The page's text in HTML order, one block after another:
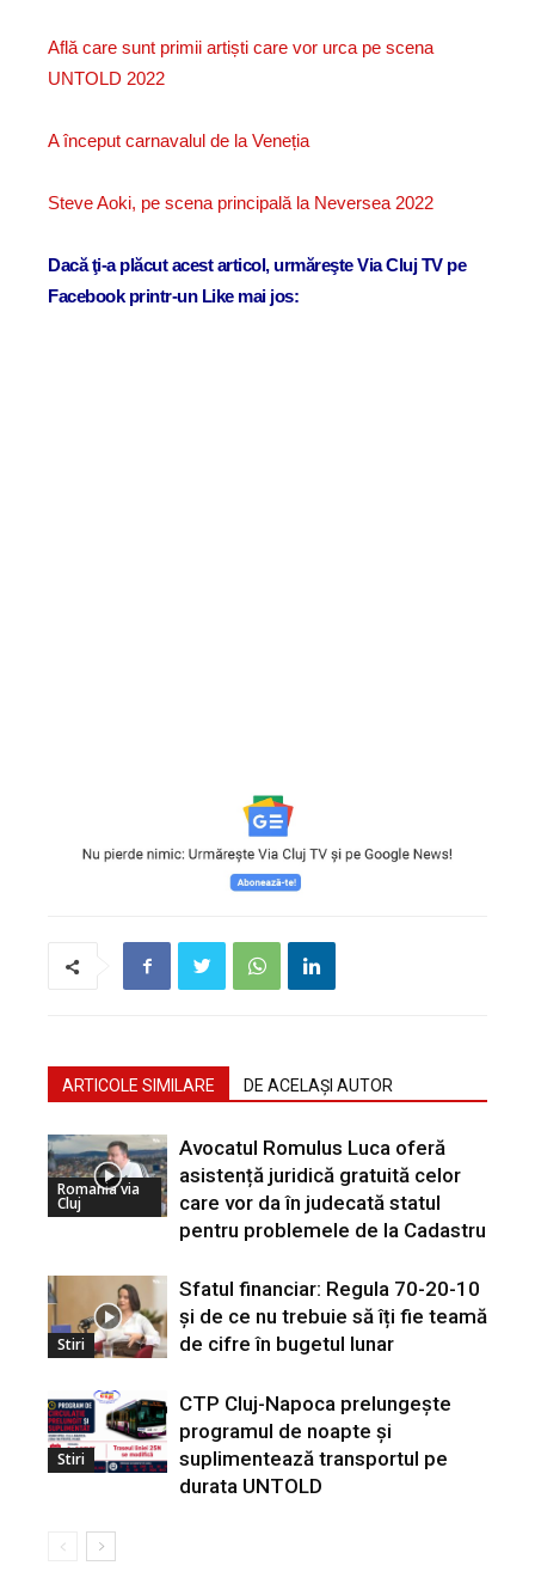
Află care sunt primii artiști care vor urca pe scena
UNTOLD 2022
A început carnavalul de la Veneția
Steve Aoki, pe scena principală la Neversea 2022
Dacă ţi-a plăcut acest articol, urmăreşte Via Cluj TV pe
Facebook printr-un Like mai jos:
ARTICOLE SIMILARE DE ACELAȘI AUTOR
Romania via
Cluj
Avocatul Romulus Luca oferă
asistență juridică gratuită celor
care vor da în judecată statul
pentru problemele de la Cadastru
Stiri
Sfatul financiar: Regula 70-20-10
și de ce nu trebuie să îți fie teamă
de cifre în bugetul lunar
Stiri
CTP Cluj-Napoca prelungește
programul de noapte și
suplimentează transportul pe
durata UNTOLD